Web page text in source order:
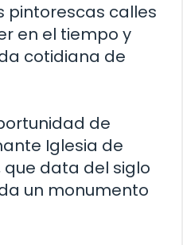
pintorescas calles
en el tiempo y
cotidiana de
de
Iglesia de
que data del siglo
un monumento